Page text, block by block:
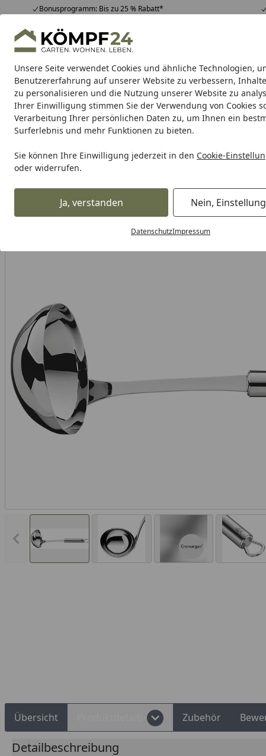
Unsere Seite verwendet Cookies und ähnliche Technologien,
Benutzererfahrung auf unserer Website zu verbessern,
zu personalisieren und die Nutzung unserer Website zu
Ihrer Einwilligung stimmen Sie der Verwendung von Cookies
Verarbeitung Ihrer persönlichen Daten zu, um Ihnen ein
Surferlebnis und mehr Funktionen zu bieten.
Sie können Ihre Einwilligung jederzeit in den Cookie-
oder widerrufen.
Ja, verstanden Nein,
DatenschutzImpressum
Bonusprogramm: Bis zu 25 % Rabatt*
Hotline07051 / 9 22 22
Mo-Fr. 8-16 Uhr 25.980 Bewertungen
Alle Produkte
Alle ProdukteHighlights Tipps & Tricks
WMF Töpfe Pfannen Bestecke Messer
Karibu Pools inkl.
Dein Traumpool im Sorglos-
WMF Bestecke WMF Einzelbestecke WMF
Vorheriges Bild anzeigen
Übersicht Zubehör
Detailbeschreibung